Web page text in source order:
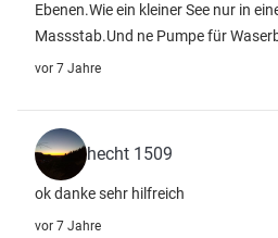
Ebenen.Wie ein kleiner See nur in
Massstab.Und ne Pumpe für
vor 7 Jahre
hecht 1509
ok danke sehr hilfreich
vor 7 Jahre